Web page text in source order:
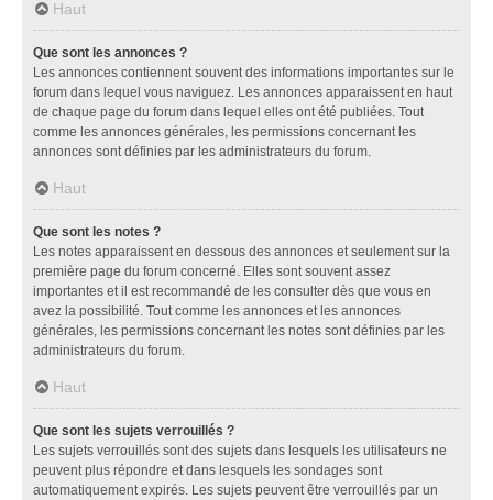
Haut
Que sont les annonces ?
Les annonces contiennent souvent des informations importantes sur le
forum dans lequel vous naviguez. Les annonces apparaissent en haut
de chaque page du forum dans lequel elles ont été publiées. Tout
comme les annonces générales, les permissions concernant les
annonces sont définies par les administrateurs du forum.
Haut
Que sont les notes ?
Les notes apparaissent en dessous des annonces et seulement sur la
première page du forum concerné. Elles sont souvent assez
importantes et il est recommandé de les consulter dès que vous en
avez la possibilité. Tout comme les annonces et les annonces
générales, les permissions concernant les notes sont définies par les
administrateurs du forum.
Haut
Que sont les sujets verrouillés ?
Les sujets verrouillés sont des sujets dans lesquels les utilisateurs ne
peuvent plus répondre et dans lesquels les sondages sont
automatiquement expirés. Les sujets peuvent être verrouillés par un